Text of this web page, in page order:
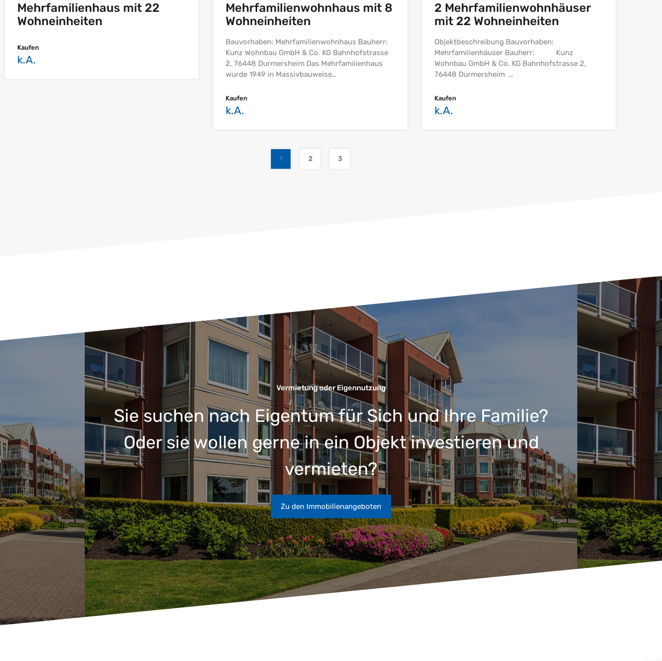
Mehrfamilienhaus mit 22
Wohneinheiten
Kaufen
k.A.
Mehrfamilienwohnhaus mit 8
Wohneinheiten
Bauvorhaben: Mehrfamilienwohnhaus Bauherr:
Kunz Wohnbau GmbH & Co. KG Bahnhofstrasse
2, 76448 Durmersheim Das Mehrfamilienhaus
wurde 1949 in Massivbauweise…
Kaufen
k.A.
2 Mehrfamilienwohnhäuser
mit 22 Wohneinheiten
Objektbeschreibung Bauvorhaben:
Mehrfamilienhäuser Bauherr: Kunz
Wohnbau GmbH & Co. KG Bahnhofstrasse 2,
76448 Durmersheim …
Kaufen
k.A.
1 2 3
Vermietung oder Eigennutzung
Sie suchen nach Eigentum für Sich und Ihre Familie?
Oder sie wollen gerne in ein Objekt investieren und
vermieten?
Zu den Immobilienangeboten